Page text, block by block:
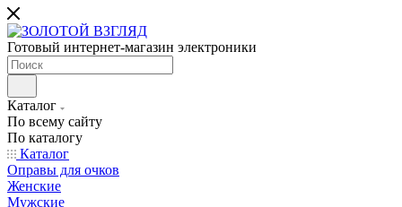
Готовый интернет-магазин электроники
Каталог
По всему сайту
По каталогу
Каталог
Оправы для очков
Женские
Мужские